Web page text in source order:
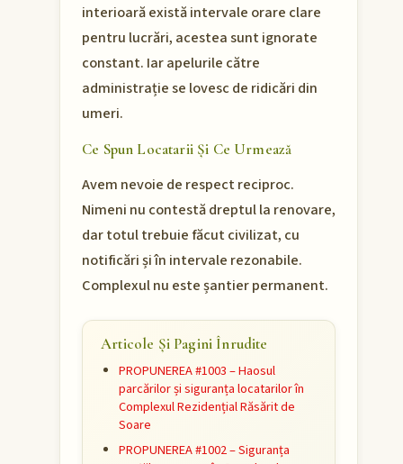
interioară există intervale orare clare
pentru lucrări, acestea sunt ignorate
constant. Iar apelurile către
administrație se lovesc de ridicări din
umeri.
Ce Spun Locatarii Și Ce Urmează
Avem nevoie de respect reciproc.
Nimeni nu contestă dreptul la renovare,
dar totul trebuie făcut civilizat, cu
notificări și în intervale rezonabile.
Complexul nu este șantier permanent.
Articole Și Pagini Înrudite
PROPUNEREA #1003 – Haosul
parcărilor și siguranța locatarilor în
Complexul Rezidențial Răsărit de
Soare
PROPUNEREA #1002 – Siguranța